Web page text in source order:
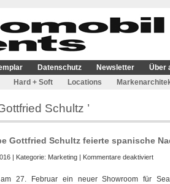
Datenschutz Newsletter Über
Hard + Soft Locations
Schultz ’
Gottfried Schultz feierte spanische
| Kategorie: Marketing | Kommentare deaktiviertfür
27. Februar ein neuer Showroom für